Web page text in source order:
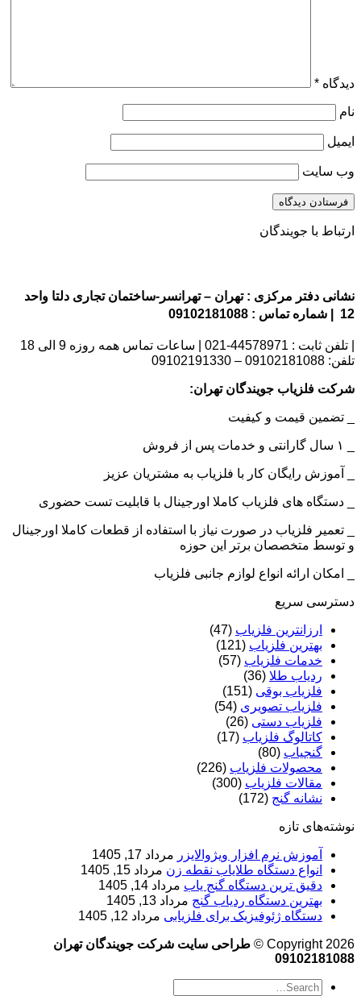
دیدگاه *
نام
ایمیل
وب‌ سایت
ارتباط با جویندگان
نشانی دفتر مرکزی : تهران – تهرانسر-ساختمان تجاری دلتا واحد
12 | شماره تماس : 09102181088
| تلفن ثابت : 44578971-021 | ساعات تماس همه روزه 9 الی 18
تلفن: 09102181088 – 09102191330
شرکت فلزیاب جویندگان تهران:
_ تضمین قیمت و کیفیت
_ آموزش رایگان کار با فلزیاب به مشتریان عزیز
_ دستگاه های فلزیاب کاملا اورجینال با قابلیت تست حضوری
_ تعمیر فلزیاب در صورت نیاز با استفاده از قطعات کاملا اورجینال
و توسط متخصصان برتر این حوزه
_ امکان ارائه انواع لوازم جانبی فلزیاب
دسترسی سریع
ارزانترین فلزیاب (47)
بهترین فلزیاب (121)
خدمات فلزیاب (57)
ردیاب طلا (36)
فلزیاب بوقی (151)
فلزیاب تصویری (54)
فلزیاب دستی (26)
کاتالوگ فلزیاب (17)
گنجیاب (80)
محصولات فلزیاب (226)
مقالات فلزیاب (300)
نشانه گنج (172)
نوشته‌های تازه
آموزش نرم‌ افزار ویژوالایزر مرداد 17, 1405
انواع دستگاه طلایاب نقطه زن مرداد 15, 1405
دقیق ترین دستگاه گنج یاب مرداد 14, 1405
بهترین دستگاه ردیاب گنج مرداد 13, 1405
دستگاه ژئوفیزیک برای فلزیابی مرداد 12, 1405
Copyright 2026 ©
طراحی سایت شرکت جویندگان تهران
09102181088